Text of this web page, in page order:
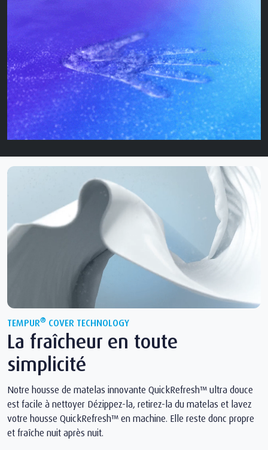
TEMPUR® COVER TECHNOLOGY
La fraîcheur en toute
simplicité
Notre housse de matelas innovante QuickRefresh™ ultra douce
est facile à nettoyer Dézippez-la, retirez-la du matelas et lavez
votre housse QuickRefresh™ en machine. Elle reste donc propre
et fraîche nuit après nuit.